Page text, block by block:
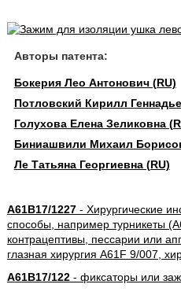
Авторы патента:
Бокерия Лео Антонович (RU)
Потловский Кирилл
Голухова Елена Зеликовна
Биниашвили Михаил
Ле Татьяна Георгиевна (RU)
A61B17/1227- Хирургические
способы, например турникеты
контрацептивы, пессарии или
глазная хирургия A61F 9/007,
A61B17/122- фиксаторы или